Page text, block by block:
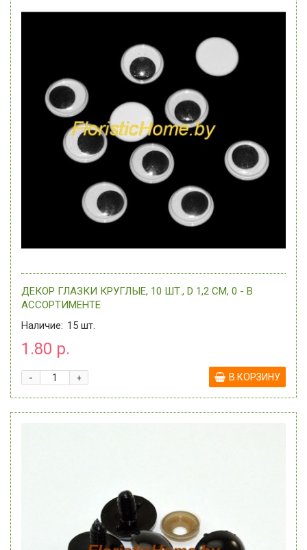
ДЕКОР ГЛАЗКИ КРУГЛЫЕ, 10 ШТ., D 1,2 СМ, 0 - В
АССОРТИМЕНТЕ
Наличие: 15 шт.
1.80 р.
+
- В КОРЗИНУ